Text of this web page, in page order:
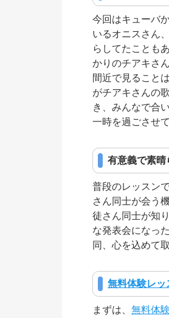
今回はキューバ
いるオニスさん
らしてたことも
かりのチアキさ
間近で見ること
がチアキさんの
き、みんなで合
一時を過ごさせ
有意義で素晴
普段のレッスン
さん同士が会う
徒さん同士が知
な発表会になっ
同、心を込めて
無料体験レッ
まずは、 無料体